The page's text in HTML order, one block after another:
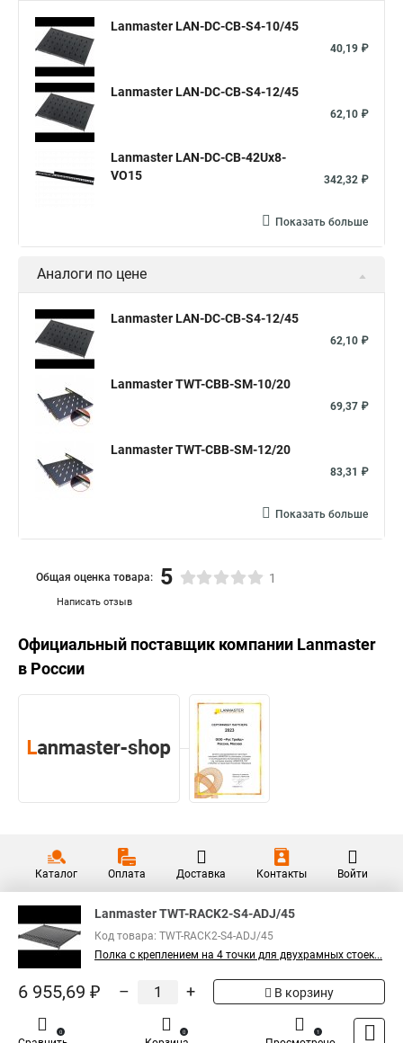
Lanmaster LAN-DC-CB-S4-10/45
40,19 ₽
Lanmaster LAN-DC-CB-S4-12/45
62,10 ₽
Lanmaster LAN-DC-CB-42Ux8-
VO15
342,32 ₽
Показать больше
Аналоги по цене
Lanmaster LAN-DC-CB-S4-12/45
62,10 ₽
Lanmaster TWT-CBB-SM-10/20
69,37 ₽
Lanmaster TWT-CBB-SM-12/20
83,31 ₽
Показать больше
Написать отзыв
Общая оценка товара: 5 1
Официальный поставщик компании Lanmaster
в России
Каталог Оплата Доставка Контакты Войти
Lanmaster TWT-RACK2-S4-ADJ/45
Код товара: TWT-RACK2-S4-ADJ/45
Полка с креплением на 4 точки для двухрамных стоек...
6 955,69 ₽ – + В корзину
0 0 1